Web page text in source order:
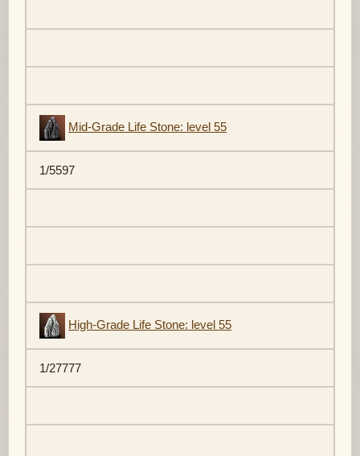
Mid-Grade Life Stone: level 55
1/5597
High-Grade Life Stone: level 55
1/27777